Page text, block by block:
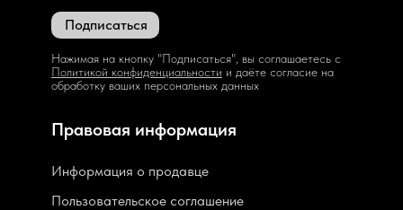
Подписаться
Нажимая на кнопку "Подписаться", вы соглашаетесь с
Политикой конфиденциальности и даёте согласие на
обработку ваших персональных данных
Пользовательское соглашение
Информация о продавце
Правовая информация